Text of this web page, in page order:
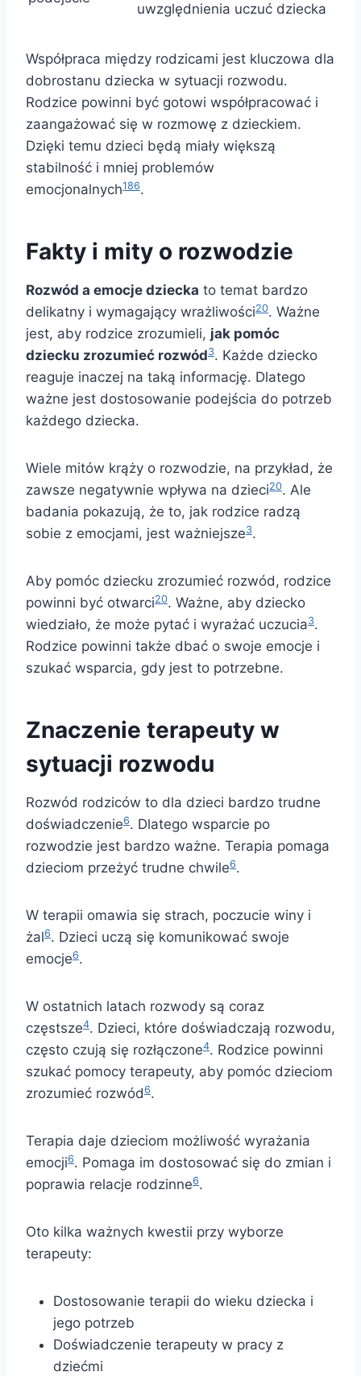
uwzględnienia uczuć dziecka
Współpraca między rodzicami jest kluczowa dla
dobrostanu dziecka w sytuacji rozwodu.
Rodzice powinni być gotowi współpracować i
zaangażować się w rozmowę z dzieckiem.
Dzięki temu dzieci będą miały większą
stabilność i mniej problemów
emocjonalnych186.
Fakty i mity o rozwodzie
Rozwód a emocje dziecka to temat bardzo
delikatny i wymagający wrażliwości20. Ważne
jest, aby rodzice zrozumieli, jak pomóc
dziecku zrozumieć rozwód3. Każde dziecko
reaguje inaczej na taką informację. Dlatego
ważne jest dostosowanie podejścia do potrzeb
każdego dziecka.
Wiele mitów krąży o rozwodzie, na przykład, że
zawsze negatywnie wpływa na dzieci20. Ale
badania pokazują, że to, jak rodzice radzą
sobie z emocjami, jest ważniejsze3.
Aby pomóc dziecku zrozumieć rozwód, rodzice
powinni być otwarci20. Ważne, aby dziecko
wiedziało, że może pytać i wyrażać uczucia3.
Rodzice powinni także dbać o swoje emocje i
szukać wsparcia, gdy jest to potrzebne.
Znaczenie terapeuty w
sytuacji rozwodu
Rozwód rodziców to dla dzieci bardzo trudne
doświadczenie6. Dlatego wsparcie po
rozwodzie jest bardzo ważne. Terapia pomaga
dzieciom przeżyć trudne chwile6.
W terapii omawia się strach, poczucie winy i
żal6. Dzieci uczą się komunikować swoje
emocje6.
W ostatnich latach rozwody są coraz
częstsze4. Dzieci, które doświadczają rozwodu,
często czują się rozłączone4. Rodzice powinni
szukać pomocy terapeuty, aby pomóc dzieciom
zrozumieć rozwód6.
Terapia daje dzieciom możliwość wyrażania
emocji6. Pomaga im dostosować się do zmian i
poprawia relacje rodzinne6.
Oto kilka ważnych kwestii przy wyborze
terapeuty:
Dostosowanie terapii do wieku dziecka i
jego potrzeb
Doświadczenie terapeuty w pracy z
dziećmi